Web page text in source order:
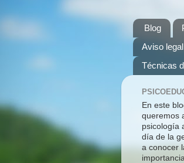
Blog
Aviso legal
Técnicas
En este
queremos
psicología
día de la
a conocer